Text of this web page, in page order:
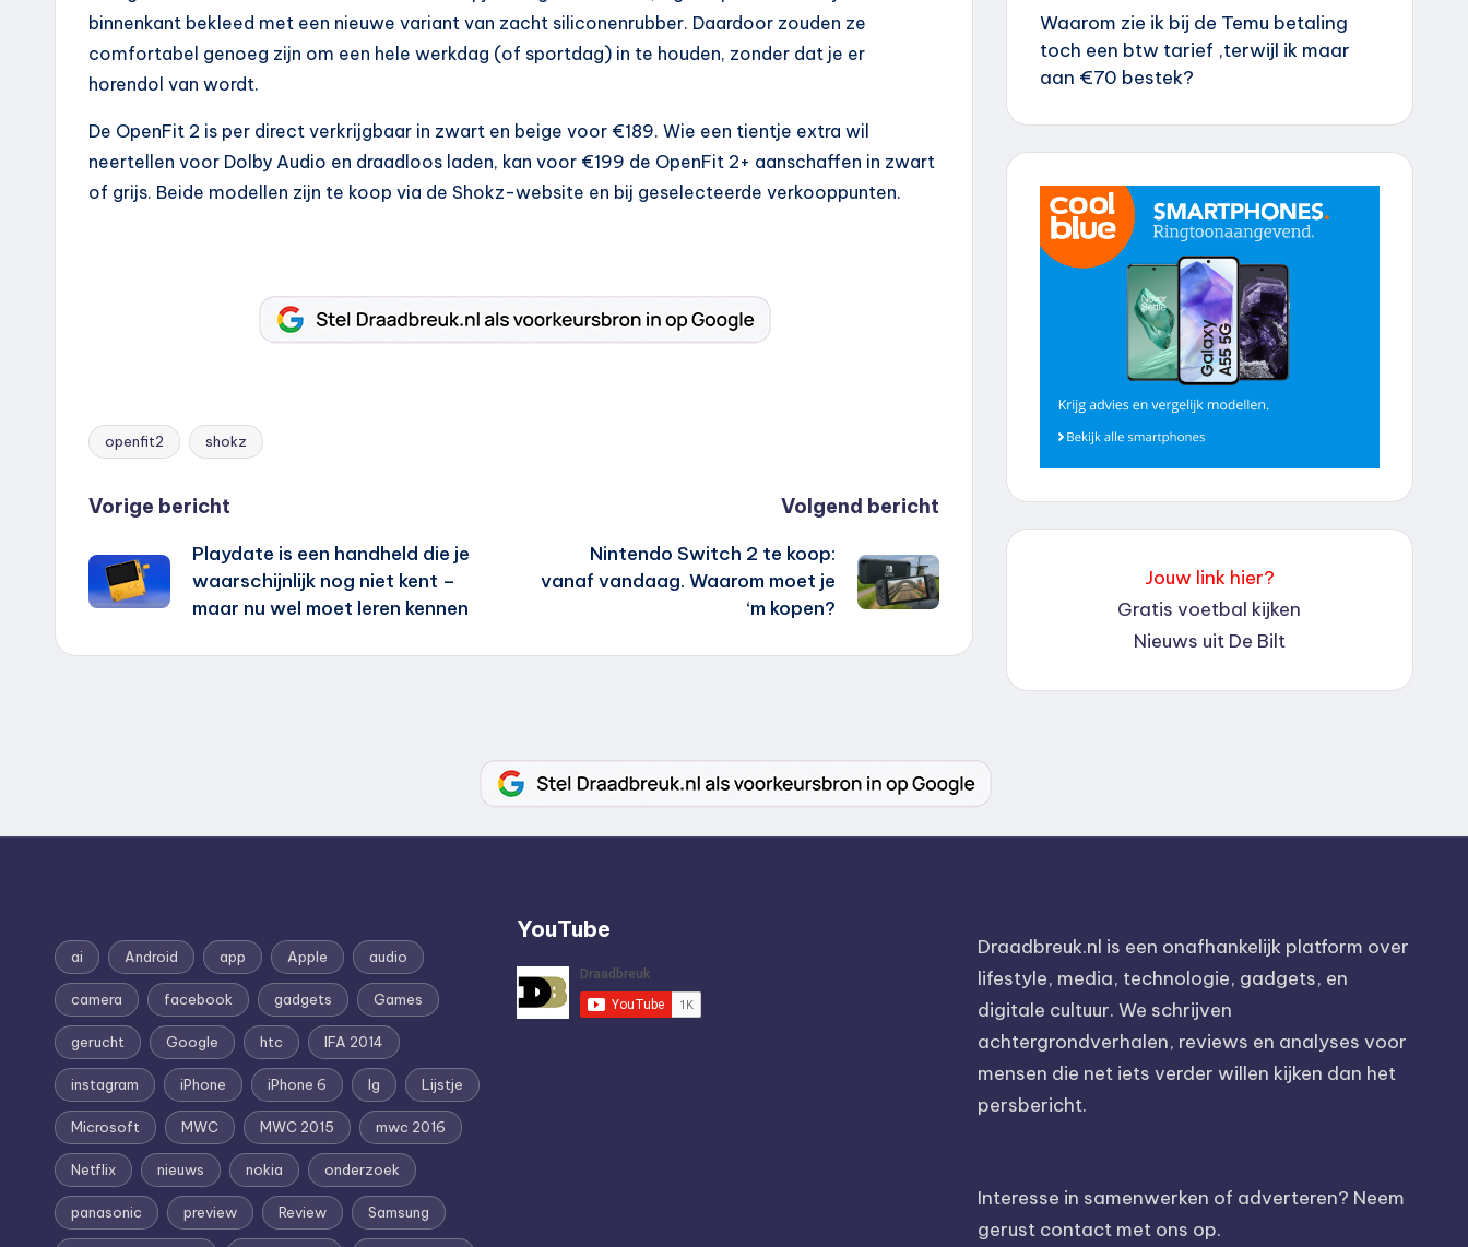
binnenkant bekleed met een nieuwe variant van zacht siliconenrubber. Daardoor zouden ze
comfortabel genoeg zijn om een hele werkdag (of sportdag) in te houden, zonder dat je er
horendol van wordt.
De OpenFit 2 is per direct verkrijgbaar in zwart en beige voor €189. Wie een tientje extra wil
neertellen voor Dolby Audio en draadloos laden, kan voor €199 de OpenFit 2+ aanschaffen in zwart
of grijs. Beide modellen zijn te koop via de Shokz-website en bij geselecteerde verkooppunten.
Tags:
openfit2 shokz
Bericht
navigatie
Vorige bericht
Playdate is een handheld die je
waarschijnlijk nog niet kent –
maar nu wel moet leren kennen
Volgend bericht
Nintendo Switch 2 te koop:
vanaf vandaag. Waarom moet je
‘m kopen?
Waarom zie ik bij de Temu betaling
toch een btw tarief ,terwijl ik maar
aan €70 bestek?
Jouw link hier?
Gratis voetbal kijken
Nieuws uit De Bilt
ai Android app Apple audio
camera facebook gadgets Games
gerucht Google htc IFA 2014
instagram iPhone iPhone 6 lg Lijstje
Microsoft MWC MWC 2015 mwc 2016
Netflix nieuws nokia onderzoek
panasonic preview Review Samsung
YouTube
Draadbreuk.nl is een onafhankelijk platform over
lifestyle, media, technologie, gadgets, en
digitale cultuur. We schrijven
achtergrondverhalen, reviews en analyses voor
mensen die net iets verder willen kijken dan het
persbericht.
Interesse in samenwerken of adverteren? Neem
gerust contact met ons op.